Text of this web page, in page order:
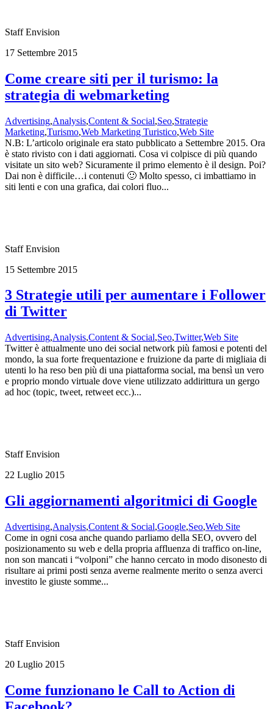
Staff Envision
17 Settembre 2015
Come creare siti per il turismo: la
strategia di webmarketing
Advertising,Analysis,Content & Social,Seo,Strategie
Marketing,Turismo,Web Marketing Turistico,Web Site
N.B: L’articolo originale era stato pubblicato a Settembre 2015. Ora
è stato rivisto con i dati aggiornati. Cosa vi colpisce di più quando
visitate un sito web? Sicuramente il primo elemento è il design. Poi?
Dai non è difficile…i contenuti 🙂 Molto spesso, ci imbattiamo in
siti lenti e con una grafica, dai colori fluo...
Staff Envision
15 Settembre 2015
3 Strategie utili per aumentare i Follower
di Twitter
Advertising,Analysis,Content & Social,Seo,Twitter,Web Site
Twitter è attualmente uno dei social network più famosi e potenti del
mondo, la sua forte frequentazione e fruizione da parte di migliaia di
utenti lo ha reso ben più di una piattaforma social, ma bensì un vero
e proprio mondo virtuale dove viene utilizzato addirittura un gergo
ad hoc (topic, tweet, retweet ecc.)...
Staff Envision
22 Luglio 2015
Gli aggiornamenti algoritmici di Google
Advertising,Analysis,Content & Social,Google,Seo,Web Site
Come in ogni cosa anche quando parliamo della SEO, ovvero del
posizionamento su web e della propria affluenza di traffico on-line,
non son mancati i “volponi” che hanno cercato in modo disonesto di
risultare ai primi posti senza averne realmente merito o senza averci
investito le giuste somme...
Staff Envision
20 Luglio 2015
Come funzionano le Call to Action di